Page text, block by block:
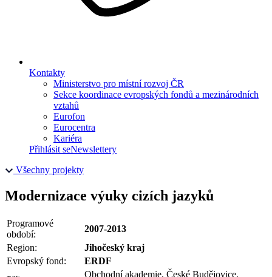
Kontakty
Ministerstvo pro místní rozvoj ČR
Sekce koordinace evropských fondů a mezinárodních
vztahů
Eurofon
Eurocentra
Kariéra
Přihlásit seNewslettery
Všechny projekty
Modernizace výuky cizích jazyků
Programové
období:
2007-2013
Region:
Jihočeský kraj
Evropský fond:
ERDF
Obchodní akademie, České Budějovice,